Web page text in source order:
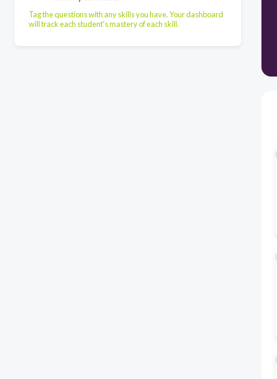
Tag the questions with any skills you have. Your dashboard
will track each student's mastery of each skill.